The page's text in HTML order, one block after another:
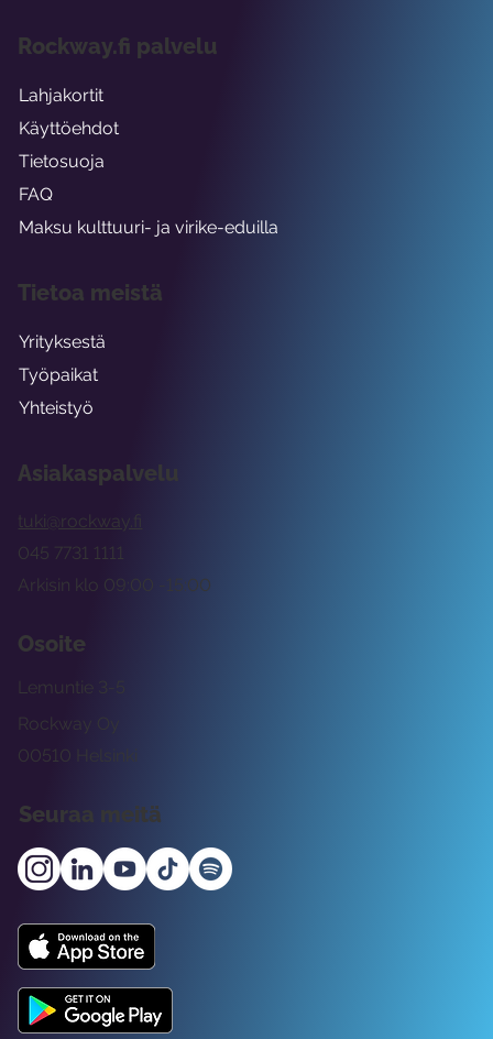
Asiakaspalvelu
tuki@rockway.fi
Arkisin klo 09:00 -15:00
045 7731 1111
Osoite
Rockway Oy
Lemuntie 3-5
00510 Helsinki
Seuraa meitä
Rockway.fi palvelu
Lahjakortit
Käyttöehdot
Tietosuoja
FAQ
Maksu kulttuuri- ja virike-eduilla
Tietoa meistä
Yrityksestä
Työpaikat
Yhteistyö